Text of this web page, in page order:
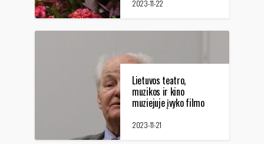
gimtadienį.
2023-11-22
Lietuvos teatro,
muzikos ir kino
muziejuje įvyko filmo
"Marija Gimbutienė"
(1993 m.) peržiūra
2023-11-21